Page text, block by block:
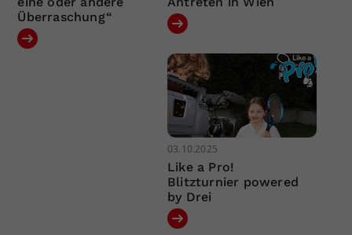
Überraschung“
03.10.2025
Like a Pro!
Blitzturnier powered
by Drei